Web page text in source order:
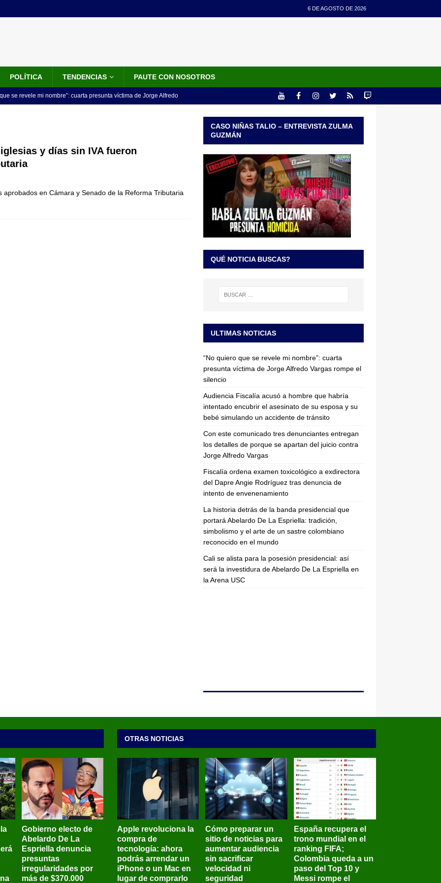
6 DE AGOSTO DE 2026
POLÍTICA TENDENCIAS PAUTE CON NOSOTROS
se revele mi nombre”: cuarta presunta víctima de Jorge Alfredo
accidente de tránsito JUDICIALES
tres denunciantes entregan los detalles de porque se
Vargas
examen toxicológico a exdirectora del Dapre Angie Rodríguez
y días sin IVA fueron
en Cámara y Senado de la Reforma Tributaria
CASO NIÑAS TALIO – ENTREVISTA ZULMA
GUZMÁN
QUÉ NOTICIA BUSCAS?
ULTIMAS NOTICIAS
“No quiero que se revele mi nombre”: cuarta
presunta víctima de Jorge Alfredo Vargas rompe el
silencio
Audiencia Fiscalía acusó a hombre que habría
intentado encubrir el asesinato de su esposa y su
bebé simulando un accidente de tránsito
Con este comunicado tres denunciantes entregan
los detalles de porque se apartan del juicio contra
Jorge Alfredo Vargas
Fiscalía ordena examen toxicológico a exdirectora
del Dapre Angie Rodríguez tras denuncia de
intento de envenenamiento
La historia detrás de la banda presidencial que
portará Abelardo De La Espriella: tradición,
simbolismo y el arte de un sastre colombiano
reconocido en el mundo
Cali se alista para la posesión presidencial: así
será la investidura de Abelardo De La Espriella en
la Arena USC
Gobierno electo de
Abelardo De La
Espriella denuncia
presuntas
irregularidades por
más de $370.000
OTRAS NOTICIAS
Apple revoluciona la
compra de
tecnología: ahora
podrás arrendar un
iPhone o un Mac en
lugar de comprarlo
Cómo preparar un
sitio de noticias para
aumentar audiencia
sin sacrificar
velocidad ni
seguridad
España recupera el
trono mundial en el
ranking FIFA;
Colombia queda a un
paso del Top 10 y
Messi rompe el